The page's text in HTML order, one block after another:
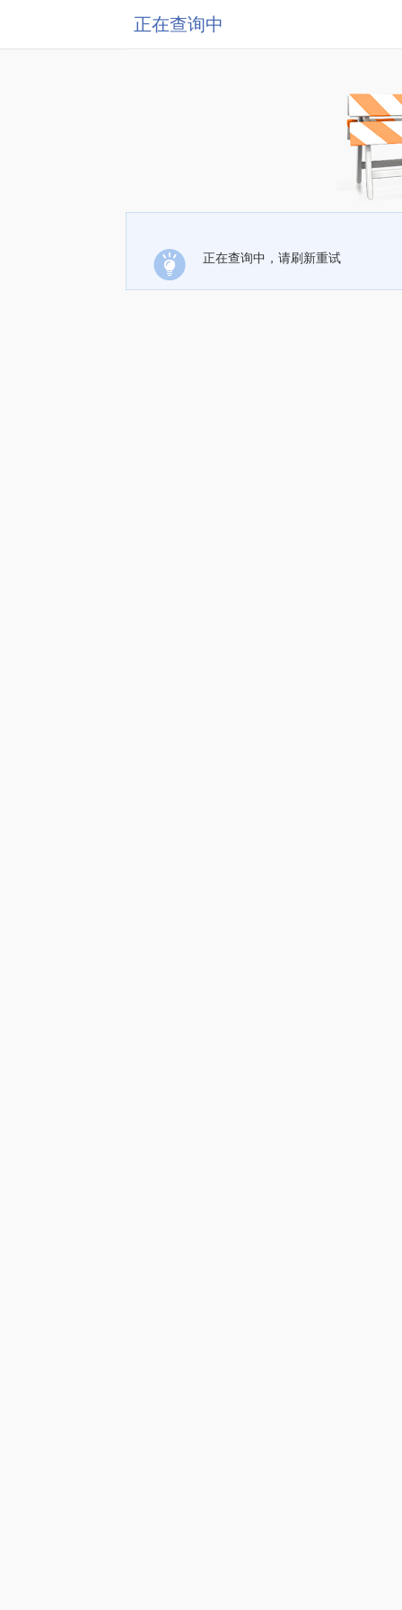
正在查询中
正在查询中，请刷新重试